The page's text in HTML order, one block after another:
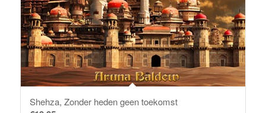
Shehza, Zonder heden geen toekomst